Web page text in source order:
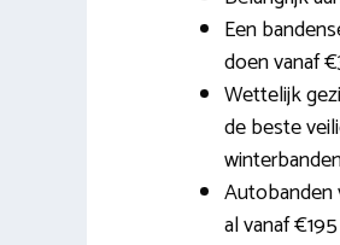
Een
doen vanaf
Wettelijk
de beste
Autobanden
al vanaf